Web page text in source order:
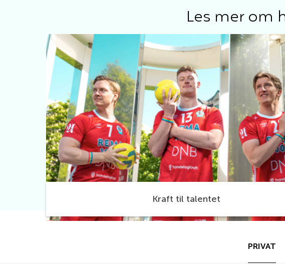
Les mer om
Kraft til talentet
PRIVAT